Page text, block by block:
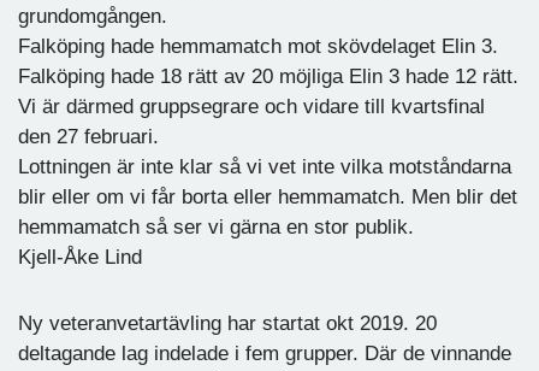
grundomgången.
Falköping hade hemmamatch mot skövdelaget Elin 3.
Falköping hade 18 rätt av 20 möjliga Elin 3 hade 12 rätt.
Vi är därmed gruppsegrare och vidare till kvartsfinal
den 27 februari.
Lottningen är inte klar så vi vet inte vilka motståndarna
blir eller om vi får borta eller hemmamatch. Men blir det
hemmamatch så ser vi gärna en stor publik.
Kjell-Åke Lind
Ny veteranvetartävling har startat okt 2019. 20
deltagande lag indelade i fem grupper. Där de vinnande